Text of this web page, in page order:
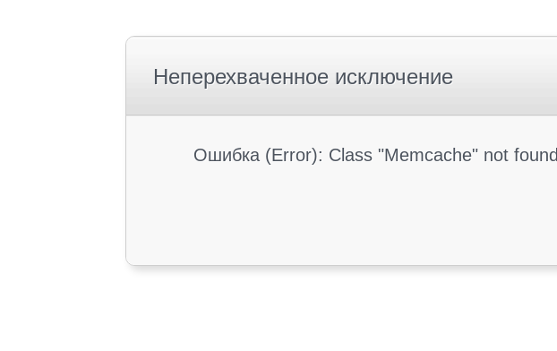
Неперехваченное исключение
Ошибка (Error): Class "Memcache" not found